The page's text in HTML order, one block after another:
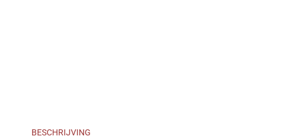
BESCHRIJVING